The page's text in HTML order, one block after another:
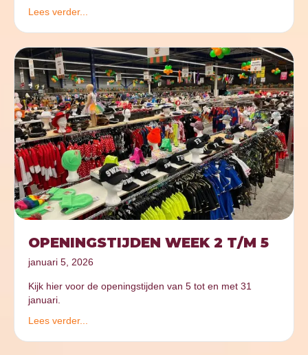
Lees verder...
OPENINGSTIJDEN WEEK 2 T/M 5
januari 5, 2026
Kijk hier voor de openingstijden van 5 tot en met 31
januari.
Lees verder...